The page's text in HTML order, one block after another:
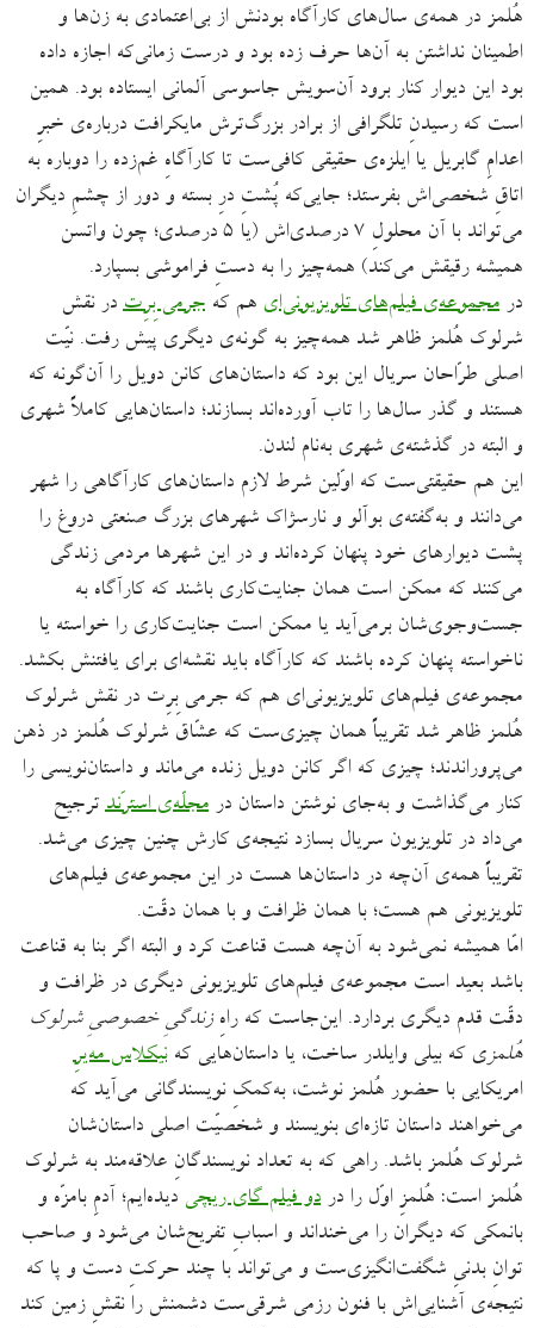
هُلمز در همه‌ی سال‌های کارآگاه‌ بودنش از بی‌اعتمادی به زن‌ها و
اطمینان ‌نداشتن به آن‌ها حرف زده بود و درست زمانی‌که اجازه داده
بود این دیوار کنار برود آن‌سویش جاسوسی آلمانی ایستاده بود. همین
است که رسیدنِ تلگرافی از برادر بزرگ‌ترش مایکرافت درباره‌ی خبرِ
اعدامِ گابریل یا ایلزه‌ی حقیقی کافی‌ست تا کارآگاهِ غم‌زده را دوباره به
اتاقِ شخصی‌اش بفرستد؛ جایی‌که پُشتِ درِ بسته و دور از چشمِ دیگران
می‌تواند با آن محلولِ ۷ ‌درصدی‌‌اش (یا ۵ ‌درصدی؛ چون واتسن
همیشه رقیقش می‌کند) همه‌چیز را به ‌دستِ فراموشی بسپارد.
در مجموعه‌ی فیلم‌های تلویزیونی‌ای هم که جرمی بِرِت در نقش
شرلوک هُلمز ظاهر شد ‌همه‌چیز به گونه‌ی دیگری پیش رفت. نیّت
اصلی طرّاحان سریال این بود که داستان‌های کانن دویل را آن‌گونه که
هستند و گذر سال‌ها را تاب آورده‌اند بسازند؛ داستان‌هایی کاملاً شهری
و البته در گذشته‌ی شهری به‌نام لندن.
این هم حقیقتی‌ست که اوّلین شرط لازم داستان‌های کارآگاهی را شهر
می‌دانند و به‌گفته‌ی بوآلو و نارسژاک شهرهای بزرگ صنعتی دروغ را
پشت دیوارهای خود پنهان کرده‌اند و در این شهرها مردمی زندگی
می‌کنند که ممکن است همان جنایت‌کاری باشند که کارآگاه به
جست‌وجوی‌شان برمی‌آید یا ممکن است جنایت‌کاری را خواسته یا
ناخواسته پنهان کرده باشند که کارآگاه باید نقشه‌ای برای یافتنش بکشد.
مجموعه‌ی فیلم‌های تلویزیونی‌ای هم که جرمی بِرِت در نقش شرلوک
هُلمز ظاهر شد تقریباً همان چیزی‌ست که عشّاق شرلوک هُلمز در ذهن
می‌پروراندند؛ چیزی که اگر کانن دویل زنده می‌ماند و داستان‌نویسی را
کنار می‌گذاشت و به‌جای نوشتن داستان‌ در مجلّه‌ی استرَند ترجیح
می‌داد در تلویزیون سریال بسازد نتیجه‌ی کارش چنین چیزی می‌شد.
تقریباً همه‌ی آن‌چه در داستان‌ها هست در این مجموعه‌ی فیلم‌های
تلویزیونی هم هست؛ با همان ظرافت و با همان دقّت.
امّا همیشه نمی‌شود به آن‌چه هست قناعت کرد و البته اگر بنا به قناعت
باشد بعید است مجموعه‌ی فیلم‌های تلویزیونی دیگری در ظرافت و
دقّت قدم دیگری بردارد. این‌جاست که راهِزندگیِ خصوصیِ شرلوک
هُلمز ی که بیلی وایلدر ساخت، یا داستان‌هایی کهنیکلاس مه‌یرِ
امریکایی با حضور هُلمز نوشت، به‌کمکِ نویسندگانی می‌آید که
می‌خواهند داستان تازه‌ای بنویسند و شخصیّت اصلی داستان‌شان
شرلوک هُلمز باشد. راهی که به تعداد نویسندگانِ علاقه‌مند به شرلوک
هُلمز است: هُلمزِ اوّل را در دو فیلم گای ریچی دیده‌ایم؛ آدمِ بامزّه و
بانمکی که دیگران را می‌خنداند و اسبابِ تفریح‌شان می‌شود و صاحب
توانِ بدنیِ شگفت‌انگیزی‌ست و می‌تواند با چند حرکتِ دست و پا که
نتیجه‌ی آشنایی‌اش با فنون رزمی شرقی‌ست دشمنش را نقشِ زمین کند